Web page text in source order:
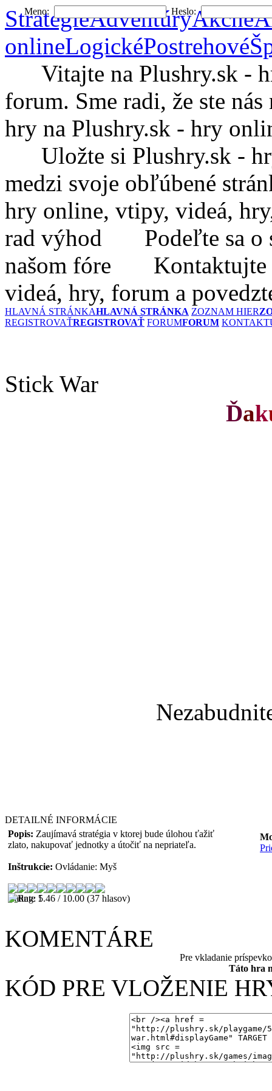
Meno: Heslo:
StratégieAdventúryAkčné
onlineLogickéPostrehové
Vitajte na Plushry.sk -
forum. Sme radi, že ste
hry na Plushry.sk - hry
Uložte si Plushry.sk -
medzi svoje obľúbené
hry online, vtipy, videá,
rad výhod
Podeľte sa o
našom fóre
Kontaktujte
videá, hry, forum a
HLAVNÁ STRÁNKAHLAVNÁ STRÁNKA ZOZNAM HIER
REGISTROVAŤREGISTROVAŤ FORUMFORUM
Stick War
Ďak
DETAILNÉ INFORMÁCIE
Popis: Zaujímavá stratégia v ktorej bude úlohou ťažiť
zlato, nakupovať jednotky a útočiť na nepriateľa.
Inštrukcie: Ovládanie: Myš
Rating: 5.46 / 10.00 (37 hlasov)
KOMENTÁRE
Pre vkladanie
Táto hra
KÓD PRE VLOŽENIE